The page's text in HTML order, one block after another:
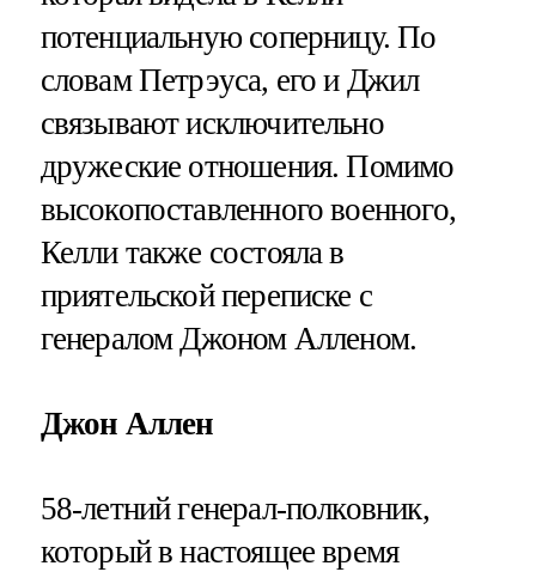
потенциальную соперницу. По
словам Петрэуса, его и Джил
связывают исключительно
дружеские отношения. Помимо
высокопоставленного военного,
Келли также состояла в
приятельской переписке с
генералом Джоном Алленом.
Джон Аллен
58-летний генерал-полковник,
который в настоящее время